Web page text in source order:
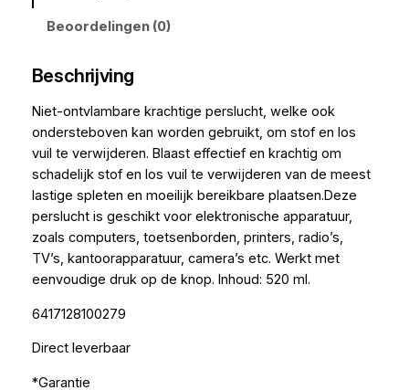
Beoordelingen (0)
Beschrijving
Niet-ontvlambare krachtige perslucht, welke ook
ondersteboven kan worden gebruikt, om stof en los
vuil te verwijderen. Blaast effectief en krachtig om
schadelijk stof en los vuil te verwijderen van de meest
lastige spleten en moeilijk bereikbare plaatsen.Deze
perslucht is geschikt voor elektronische apparatuur,
zoals computers, toetsenborden, printers, radio’s,
TV’s, kantoorapparatuur, camera’s etc. Werkt met
eenvoudige druk op de knop. Inhoud: 520 ml.
6417128100279
Direct leverbaar
*Garantie